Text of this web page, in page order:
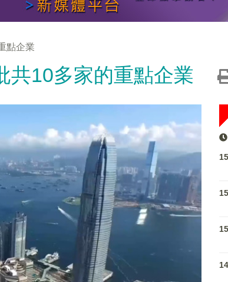
點企業
共10多家的重點企業